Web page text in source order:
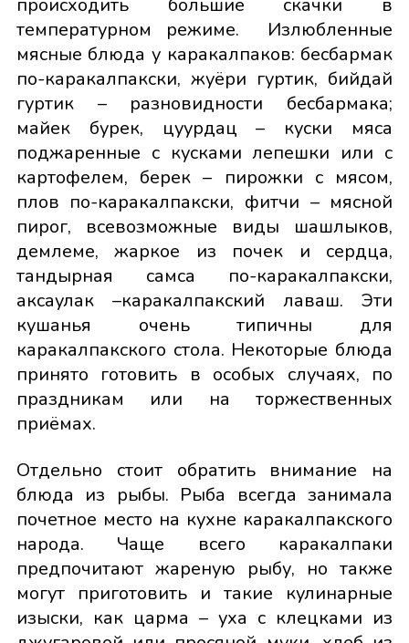
температурном режиме. Излюбленные
мясные блюда у каракалпаков: бесбармак
по-каракалпакски, жуёри гуртик, бийдай
гуртик – разновидности бесбармака;
майек бурек, цуурдац – куски мяса
поджаренные с кусками лепешки или с
картофелем, берек – пирожки с мясом,
плов по-каракалпакски, фитчи – мясной
пирог, всевозможные виды шашлыков,
демлеме, жаркое из почек и сердца,
тандырная самса по-каракалпакски,
аксаулак –каракалпакский лаваш. Эти
кушанья очень типичны для
каракалпакского стола. Некоторые блюда
принято готовить в особых случаях, по
праздникам или на торжественных
приёмах.
Отдельно стоит обратить внимание на
блюда из рыбы. Рыба всегда занимала
почетное место на кухне каракалпакского
народа. Чаще всего каракалпаки
предпочитают жареную рыбу, но также
могут приготовить и такие кулинарные
изыски, как царма – уха с клецками из